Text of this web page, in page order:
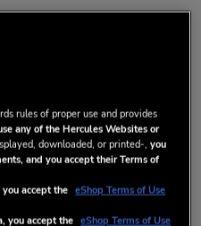
mm
en dos jacks de 3,5 mm, en
rules of proper use and provides
any of the Hercules Websites or
downloaded, or printed-,you
and you accept their Terms of
accept the eShop Terms of Use
you accept the eShop Terms of Use